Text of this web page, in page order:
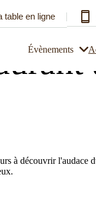
table en ligne
Évènements
à découvrir l'audace